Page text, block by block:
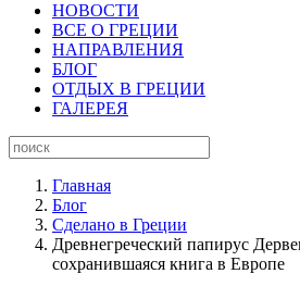
НОВОСТИ
ВСЕ О ГРЕЦИИ
НАПРАВЛЕНИЯ
БЛОГ
ОТДЫХ В ГРЕЦИИ
ГАЛЕРЕЯ
Главная
Блог
Сделано в Греции
Древнегреческий папирус
сохранившаяся книга в Европе